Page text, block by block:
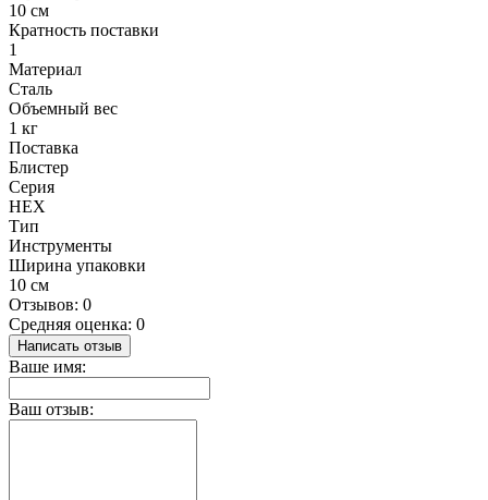
10 см
Кратность поставки
1
Материал
Сталь
Объемный вес
1 кг
Поставка
Блистер
Серия
HEX
Тип
Инструменты
Ширина упаковки
10 см
Отзывов: 0
Средняя оценка: 0
Написать отзыв
Ваше имя:
Ваш отзыв: